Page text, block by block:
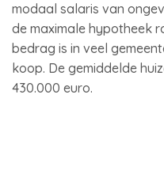
modaal salaris van
de maximale hypotheek
bedrag is in veel
koop. De gemiddelde
430.000 euro.